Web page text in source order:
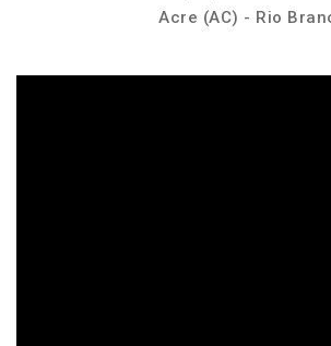
Acre (AC) - Rio